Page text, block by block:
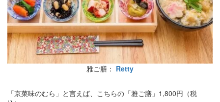
雅ご膳： Retty
「京菜味のむら」と言えば、こちらの「雅ご膳」1,800円（税